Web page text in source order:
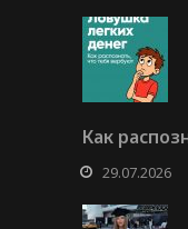
Как
29.07.2026